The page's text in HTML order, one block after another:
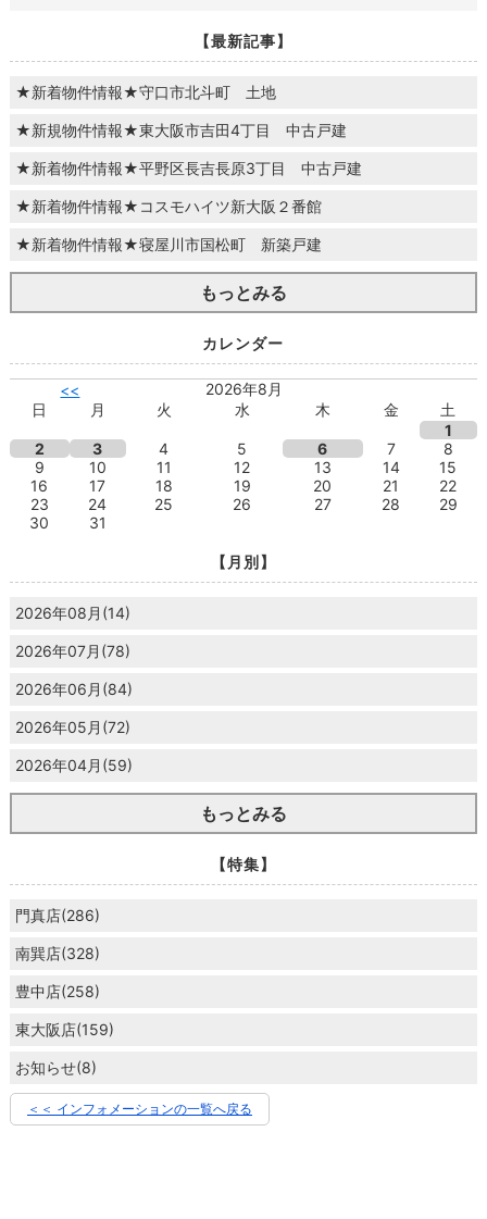
【最新記事】
★新着物件情報★守口市北斗町 土地
★新規物件情報★東大阪市吉田4丁目 中古戸建
★新着物件情報★平野区長吉長原3丁目 中古戸建
★新着物件情報★コスモハイツ新大阪２番館
★新着物件情報★寝屋川市国松町 新築戸建
もっとみる
カレンダー
<<
2026年8月
日
月 火 水 木 金
土
1
2
3 4 5 6 7
8
9
10 11 12 13 14
15
16
17 18 19 20 21
22
23
24 25 26 27 28
29
30
31
【月別】
2026年08月(14)
2026年07月(78)
2026年06月(84)
2026年05月(72)
2026年04月(59)
もっとみる
【特集】
門真店(286)
南巽店(328)
豊中店(258)
東大阪店(159)
お知らせ(8)
＜＜ インフォメーションの一覧へ戻る